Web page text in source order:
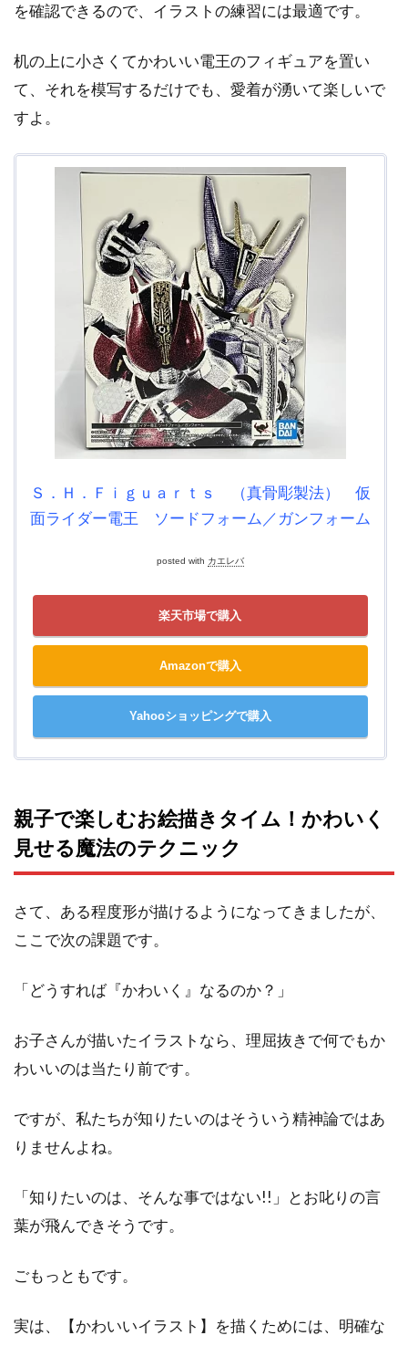
を確認できるので、イラストの練習には最適です。
机の上に小さくてかわいい電王のフィギュアを置い
て、それを模写するだけでも、愛着が湧いて楽しいで
すよ。
Ｓ．Ｈ．Ｆｉｇｕａｒｔｓ （真骨彫製法） 仮
面ライダー電王 ソードフォーム／ガンフォーム
posted with カエレバ
楽天市場で購入
Amazonで購入
Yahooショッピングで購入
親子で楽しむお絵描きタイム！かわいく
見せる魔法のテクニック
さて、ある程度形が描けるようになってきましたが、
ここで次の課題です。
「どうすれば『かわいく』なるのか？」
お子さんが描いたイラストなら、理屈抜きで何でもか
わいいのは当たり前です。
ですが、私たちが知りたいのはそういう精神論ではあ
りませんよね。
「知りたいのは、そんな事ではない!!」とお叱りの言
葉が飛んできそうです。
ごもっともです。
実は、【かわいいイラスト】を描くためには、明確な